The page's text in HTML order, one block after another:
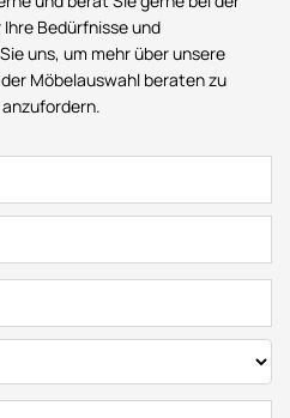
Bedürfnisse und
uns, um mehr über unsere
Möbelauswahl beraten zu